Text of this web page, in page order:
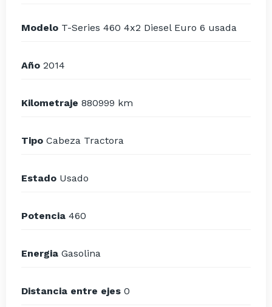
Modelo T-Series 460 4x2 Diesel Euro 6 usada
Año 2014
Kilometraje 880999 km
Tipo Cabeza Tractora
Estado Usado
Potencia 460
Energia Gasolina
Distancia entre ejes 0